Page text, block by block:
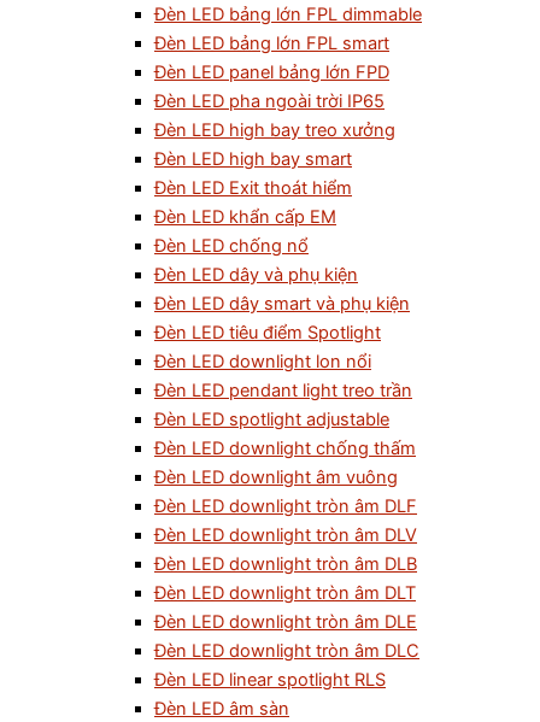
Đèn LED bảng lớn FPL dimmable
Đèn LED bảng lớn FPL smart
Đèn LED panel bảng lớn FPD
Đèn LED pha ngoài trời IP65
Đèn LED high bay treo xưởng
Đèn LED high bay smart
Đèn LED Exit thoát hiểm
Đèn LED khẩn cấp EM
Đèn LED chống nổ
Đèn LED dây và phụ kiện
Đèn LED dây smart và phụ kiện
Đèn LED tiêu điểm Spotlight
Đèn LED downlight lon nổi
Đèn LED pendant light treo trần
Đèn LED spotlight adjustable
Đèn LED downlight chống thấm
Đèn LED downlight âm vuông
Đèn LED downlight tròn âm DLF
Đèn LED downlight tròn âm DLV
Đèn LED downlight tròn âm DLB
Đèn LED downlight tròn âm DLT
Đèn LED downlight tròn âm DLE
Đèn LED downlight tròn âm DLC
Đèn LED linear spotlight RLS
Đèn LED âm sàn